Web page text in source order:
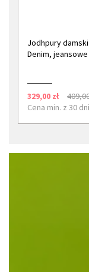
Jodhpury
Denim, jeansowe
329,00 zł
Cena min. z 30